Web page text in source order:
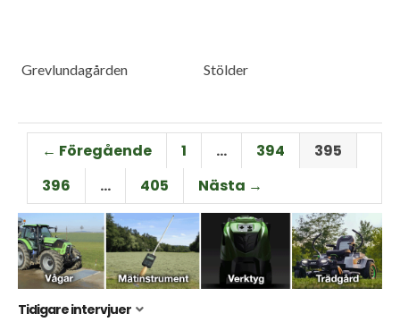
Grevlundagården Stölder
← Föregående 1 … 394
395
396
… 405 Nästa →
Tidigare intervjuer